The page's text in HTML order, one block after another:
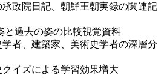
承政院日記、朝鮮王朝実録の関連記
と過去の姿の比較視覚資料
学者、建築家、美術史学者の深層分
クイズによる学習効果増大